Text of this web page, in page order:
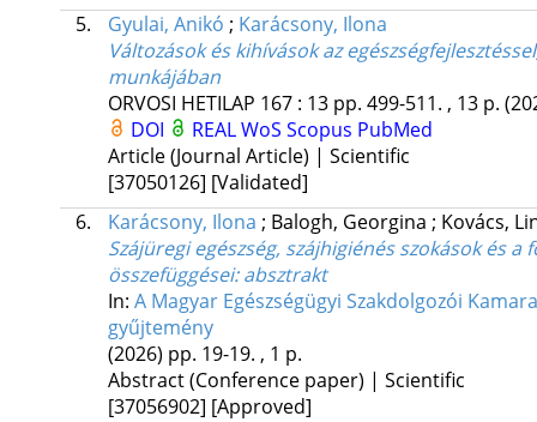
5.
Gyulai, Anikó ; Karácsony, Ilona
Változások és kihívások az
munkájában
ORVOSI HETILAP 167: 13 pp. 499-511. , 13 p.
DOI
REALWoS Scopus PubMed
Article (Journal Article) | Scientific
[37050126] [Validated]
6.
Karácsony, Ilona ; Balogh, Georgina ; Kovács,
Szájüregi egészség, szájhigiénés szokások és
összefüggései: absztrakt
In: A Magyar Egészségügyi Szakdolgozói
gyűjtemény
(2026) pp. 19-19. , 1 p.
Abstract (Conference paper) | Scientific
[37056902] [Approved]